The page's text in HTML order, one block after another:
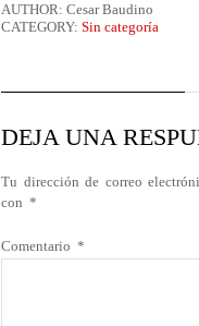
AUTHOR: Cesar Baudino
CATEGORY: Sin categoría
DEJA UNA
Tu dirección de correo
con *
Comentario *